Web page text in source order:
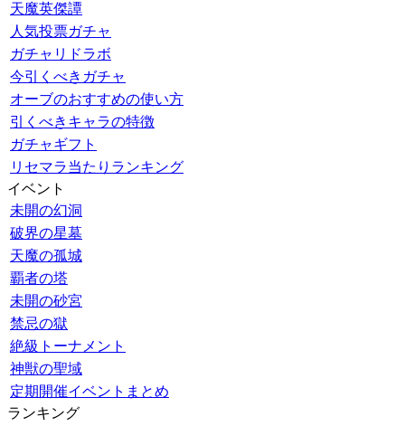
天魔英傑譚
人気投票ガチャ
ガチャリドラボ
今引くべきガチャ
オーブのおすすめの使い方
引くべきキャラの特徴
ガチャギフト
リセマラ当たりランキング
イベント
未開の幻洞
破界の星墓
天魔の孤城
覇者の塔
未開の砂宮
禁忌の獄
絶級トーナメント
神獣の聖域
定期開催イベントまとめ
ランキング